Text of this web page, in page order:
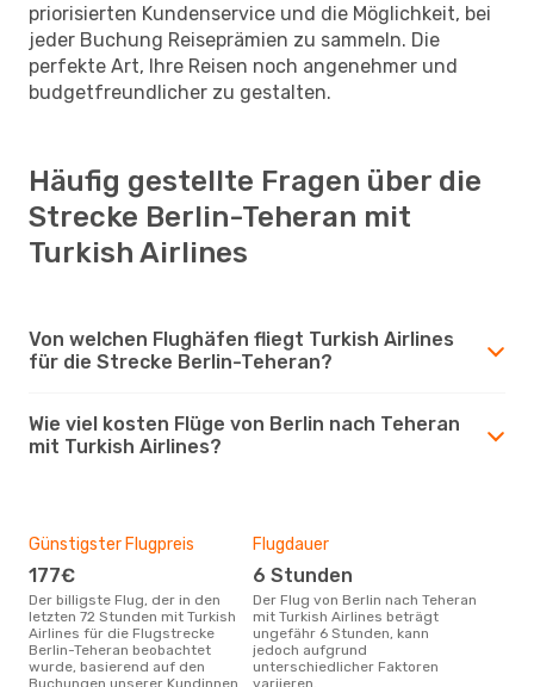
priorisierten Kundenservice und die Möglichkeit, bei
jeder Buchung Reiseprämien zu sammeln. Die
perfekte Art, Ihre Reisen noch angenehmer und
budgetfreundlicher zu gestalten.
Häufig gestellte Fragen über die
Strecke Berlin-Teheran mit
Turkish Airlines
Von welchen Flughäfen fliegt Turkish Airlines
für die Strecke Berlin-Teheran?
Wie viel kosten Flüge von Berlin nach Teheran
mit Turkish Airlines?
Günstigster Flugpreis
177€
Der billigste Flug, der in den
letzten 72 Stunden mit Turkish
Airlines für die Flugstrecke
Berlin-Teheran beobachtet
wurde, basierend auf den
Buchungen unserer Kundinnen
Flugdauer
6 Stunden
Der Flug von Berlin nach Teheran
mit Turkish Airlines beträgt
ungefähr 6 Stunden, kann
jedoch aufgrund
unterschiedlicher Faktoren
variieren.